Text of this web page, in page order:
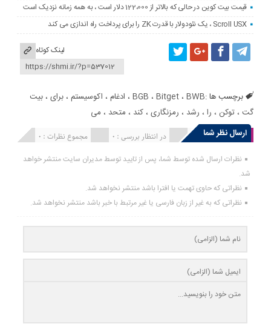
قیمت بیت کوین در حالی که بالاتر از 122،000 دلار است ، به همه زمانه نزدیک است
Scroll USX ، یک نئودولار با قدرت ZK را برای پرداخت راه اندازی می کند
لینک کوتاه
برچسب ها : BGB ، Bitget، BWB ، ادغام ، اکوسیستم ،برای ،بیت
گت ،توکن ، را ، رشد ، رمزنگاری ،کند ، متحد ، می
ارسال نظر شما
مجموع نظرات : 0 در انتظار بررسی : 0 انتشار یافته : 0
نظرات ارسال شده توسط شما، پس از تایید توسط مدیران سایت منتشر خواهد
شد.
نظراتی که حاوی تهمت یا افترا باشد منتشر نخواهد شد.
نظراتی که به غیر از زبان فارسی یا غیر مرتبط با خبر باشد منتشر نخواهد شد.